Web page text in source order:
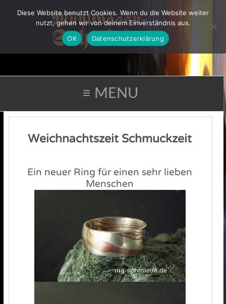
≡ MENU
Weichnachtszeit Schmuckzeit
Ein neuer Ring für einen sehr lieben
Menschen
Diese Website benutzt Cookies. Wenn du die Website weiter
nutzt, gehen wir von deinem Einverständnis aus.
OK
Datenschutzerklärung